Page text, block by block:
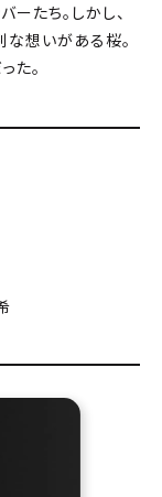
たち。しかし、
な想いがある桜。
た。